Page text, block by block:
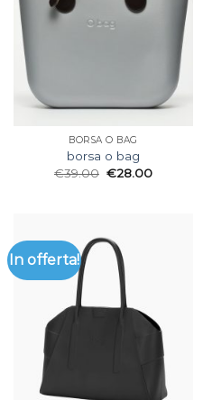
BORSA O BAG
borsa o bag
€39.00 €28.00
In offerta!